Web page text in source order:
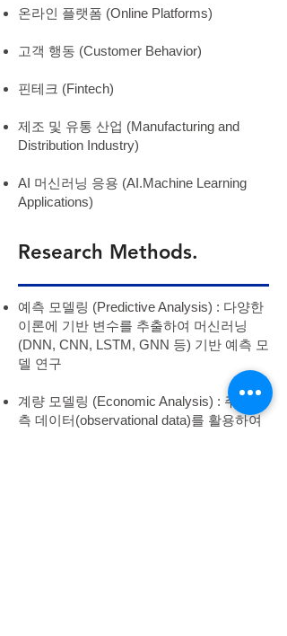
온라인 플랫폼 (Online Platforms)
고객 행동 (Customer Behavior)
핀테크 (Fintech)
제조 및 유통 산업 (Manufacturing and
Distribution Industry)
AI 머신러닝 응용 (AI.Machine Learning
Applications)
Research Methods.
예측 모델링 (Predictive Analysis) : 다양한
이론에 기반 변수를 추출하여 머신러닝
(DNN, CNN, LSTM, GNN 등) 기반 예측 모
델 연구
계량 모델링 (Economic Analysis) : 주로 관
측 데이터(observational data)를 활용하여